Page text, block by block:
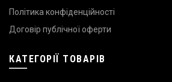
Політика конфіденційності
Договір публічної оферти
КАТЕГОРІЇ ТОВАРІВ